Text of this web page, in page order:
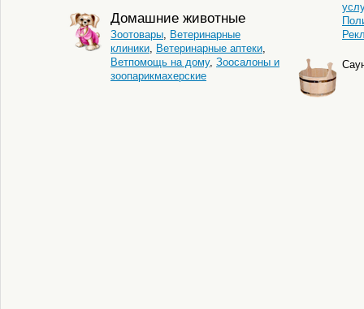
Домашние животные
Зоотовары, Ветеринарные
клиники, Ветеринарные аптеки,
Ветпомощь на дому, Зоосалоны и
зоопарикмахерские